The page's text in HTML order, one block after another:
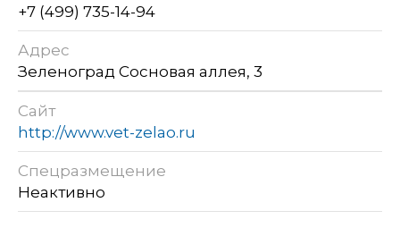
+7 (499) 735-14-94
Адрес
Зеленоград Сосновая аллея, 3
Сайт
http://www.vet-zelao.ru
Спецразмещение
Неактивно